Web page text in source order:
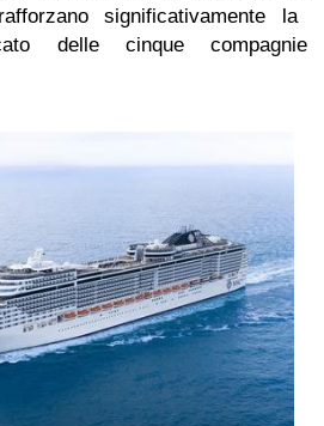
significativamente la
delle cinque compagnie